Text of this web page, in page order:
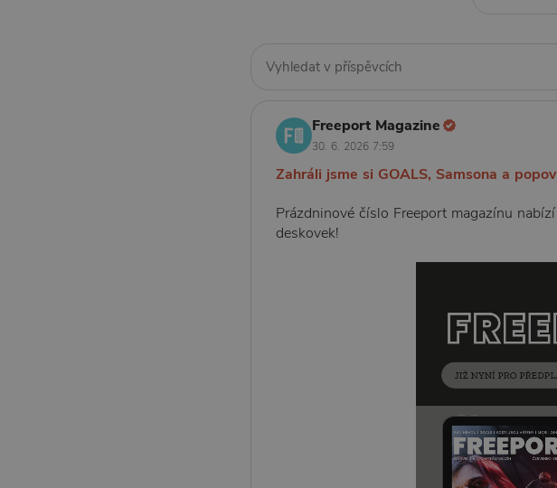
Freeport Magazine
30. 6. 2026 7:59
Zahráli jsme si GOALS, Samsona a
Prázdninové číslo Freeport magazínu
deskovek!